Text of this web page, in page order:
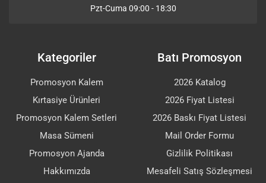
Pzt-Cuma 09:00 - 18:30
Kategoriler
Promosyon Kalem
Kırtasiye Ürünleri
Promosyon Kalem Setleri
Masa Sümeni
Promosyon Ajanda
Hakkımızda
Batı Promosyon
2026 Katalog
2026 Fiyat Listesi
2026 Baskı Fiyat Listesi
Mail Order Formu
Gizlilik Politikası
Mesafeli Satış Sözleşmesi